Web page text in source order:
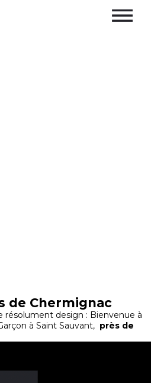
de Chermignac
résolument design : Bienvenue à
à Saint Sauvant, près de